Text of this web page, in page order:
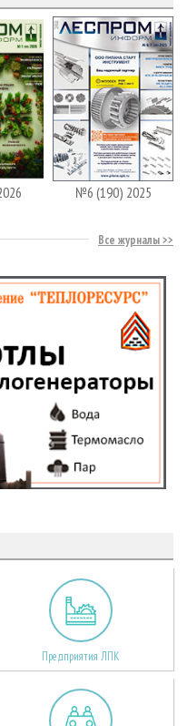
№6 (190) 2025
Все журналы
Предприятия ЛПК